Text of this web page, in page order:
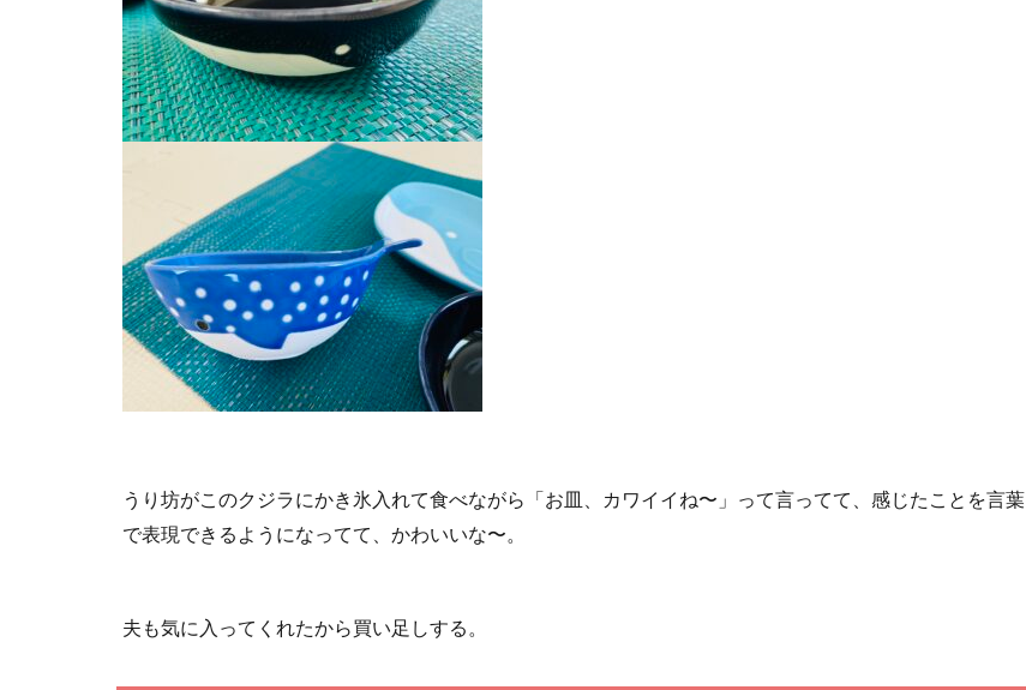
うり坊がこのクジラにかき氷入れて食べながら「お皿、カワイイね〜」って言ってて、感じたことを言葉
で表現できるようになってて、かわいいな〜。
夫も気に入ってくれたから買い足しする。